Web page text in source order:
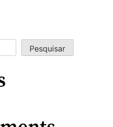
Pesquisar